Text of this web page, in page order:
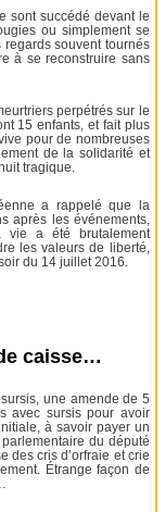
sont succédé devant le
ou simplement se
souvent tournés
à se reconstruire sans
perpétrés sur le
15 enfants, et fait plus
pour de nombreuses
de la solidarité et
tragique.
a rappelé que la
après les événements,
vie a été brutalement
les valeurs de liberté,
du 14 juillet 2016.
caisse…
une amende de 5
avec sursis pour avoir
à savoir payer un
du député
des cris d’orfraie et crie
Étrange façon de